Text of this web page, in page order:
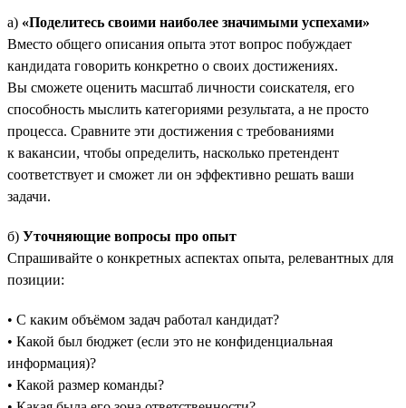
а) «Поделитесь своими наиболее значимыми успехами»
Вместо общего описания опыта этот вопрос побуждает
кандидата говорить конкретно о своих достижениях.
Вы сможете оценить масштаб личности соискателя, его
способность мыслить категориями результата, а не просто
процесса. Сравните эти достижения с требованиями
к вакансии, чтобы определить, насколько претендент
соответствует и сможет ли он эффективно решать ваши
задачи.
б) Уточняющие вопросы про опыт
Спрашивайте о конкретных аспектах опыта, релевантных для
позиции:
• С каким объёмом задач работал кандидат?
• Какой был бюджет (если это не конфиденциальная
информация)?
• Какой размер команды?